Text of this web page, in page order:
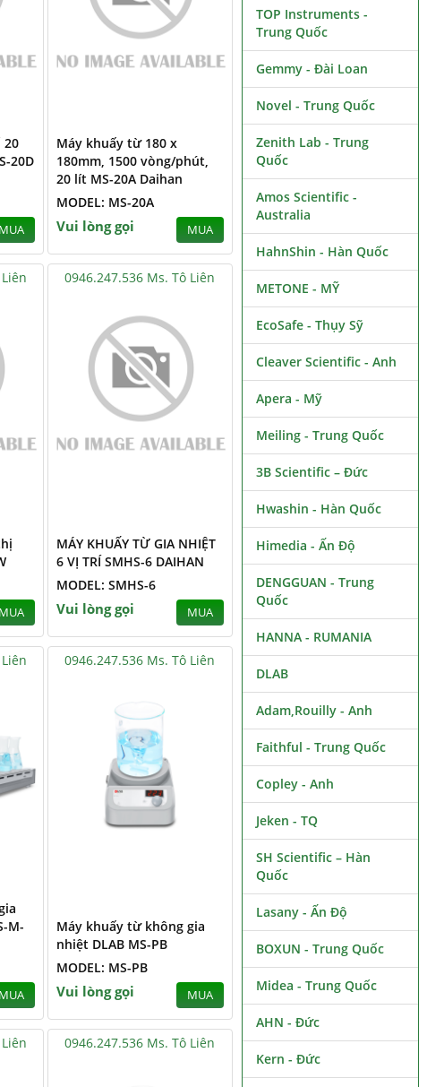
20
20D
MUA
Máy khuấy từ 180 x
180mm, 1500 vòng/phút,
20 lít MS-20A Daihan
MODEL: MS-20A
Vui lòng gọi MUA
MUA
0946.247.536 Ms. Tô Liên
MÁY KHUẤY TỪ GIA NHIỆT
6 VỊ TRÍ SMHS-6 DAIHAN
MODEL: SMHS-6
Vui lòng gọi MUA
M-
MUA
0946.247.536 Ms. Tô Liên
Máy khuấy từ không gia
nhiệt DLAB MS-PB
MODEL: MS-PB
Vui lòng gọi MUA
0946.247.536 Ms. Tô Liên
TOP Instruments -
Trung Quốc
Gemmy - Đài Loan
Novel - Trung Quốc
Zenith Lab - Trung
Quốc
Amos Scientific -
Australia
HahnShin - Hàn Quốc
METONE - MỸ
EcoSafe - Thụy Sỹ
Cleaver Scientific - Anh
Apera - Mỹ
Meiling - Trung Quốc
3B Scientific – Đức
Hwashin - Hàn Quốc
Himedia - Ấn Độ
DENGGUAN - Trung
Quốc
HANNA - RUMANIA
DLAB
Adam,Rouilly - Anh
Faithful - Trung Quốc
Copley - Anh
Jeken - TQ
SH Scientific – Hàn
Quốc
Lasany - Ấn Độ
BOXUN - Trung Quốc
Midea - Trung Quốc
AHN - Đức
Kern - Đức